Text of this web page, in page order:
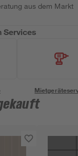
aus dem Markt
Services